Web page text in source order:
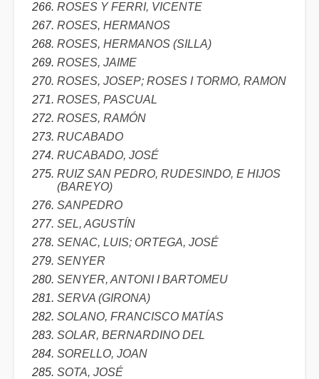
ROSES Y FERRI, VICENTE
ROSES, HERMANOS
ROSES, HERMANOS (SILLA)
ROSES, JAIME
ROSES, JOSEP; ROSES I TORMO, RAMON
ROSES, PASCUAL
ROSES, RAMÓN
RUCABADO
RUCABADO, JOSÉ
RUIZ SAN PEDRO, RUDESINDO, E HIJOS
(BAREYO)
SANPEDRO
SEL, AGUSTÍN
SENAC, LUIS; ORTEGA, JOSÉ
SENYER
SENYER, ANTONI I BARTOMEU
SERVA (GIRONA)
SOLANO, FRANCISCO MATÍAS
SOLAR, BERNARDINO DEL
SORELLO, JOAN
SOTA, JOSÉ